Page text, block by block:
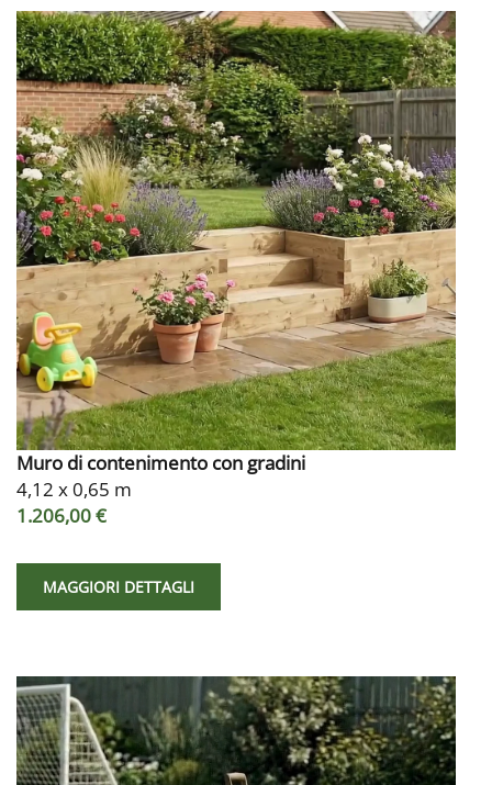
Muro di contenimento con gradini
4,12 x 0,65 m
1.206,00 €
MAGGIORI DETTAGLI